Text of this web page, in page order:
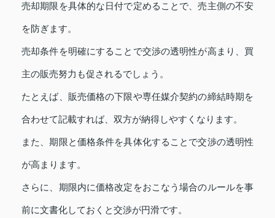
売却期限を具体的な日付で定めることで、売主側の不安
を防ぎます。
売却条件を明確にすることで交渉の透明性が高まり、買
主の販売努力も促されるでしょう。
たとえば、販売価格の下限や専任媒介契約の締結時期を
合わせて記載すれば、双方が納得しやすくなります。
また、期限と価格条件を具体化することで交渉の透明性
が高まります。
さらに、期限内に価格改定をおこなう場合のルールを事
前に文書化しておくと交渉が円滑です。